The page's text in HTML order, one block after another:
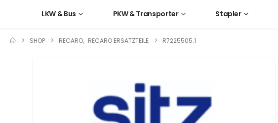
LKW & Bus PKW & Transporter Stapler
SHOP RECARO, RECARO ERSATZTEILE R7225505.1